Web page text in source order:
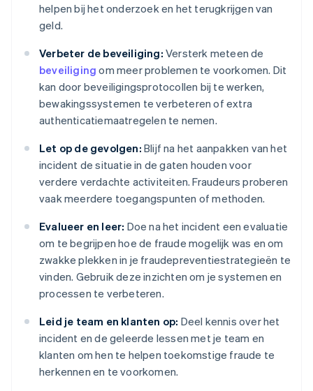
helpen bij het onderzoek en het terugkrijgen van
geld.
Verbeter de beveiliging: Versterk meteen de
beveiliging om meer problemen te voorkomen. Dit
kan door beveiligingsprotocollen bij te werken,
bewakingssystemen te verbeteren of extra
authenticatiemaatregelen te nemen.
Let op de gevolgen: Blijf na het aanpakken van het
incident de situatie in de gaten houden voor
verdere verdachte activiteiten. Fraudeurs proberen
vaak meerdere toegangspunten of methoden.
Evalueer en leer: Doe na het incident een evaluatie
om te begrijpen hoe de fraude mogelijk was en om
zwakke plekken in je fraudepreventiestrategieën te
vinden. Gebruik deze inzichten om je systemen en
processen te verbeteren.
Leid je team en klanten op: Deel kennis over het
incident en de geleerde lessen met je team en
klanten om hen te helpen toekomstige fraude te
herkennen en te voorkomen.